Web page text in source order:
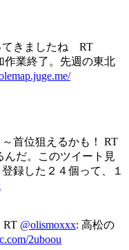
てきましたね RT
作業終了。先週の東北
首位狙えるかも！ RT
んだ。このツイート見
録した２４個って、１
RT @olismoxxx: 高松の
2uboou